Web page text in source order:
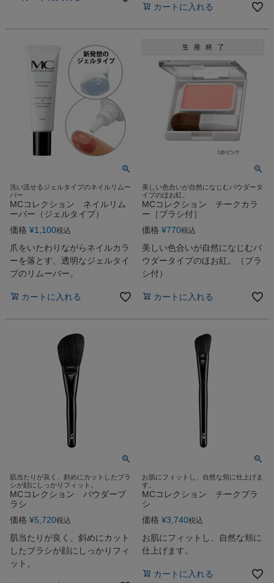
カートに入れる
洗い流せるジェルタイプのネイルリムー
バー
MCコレクション ネイルリム
ーバー（ジェルタイプ）
価格 ¥1,100税込
爪をいたわりながらネイルカラ
ーを落とす、透明なジェルタイ
プのリムーバー。
カートに入れる
美しい色合いが自然になじむパウダータ
イプのほお紅。
MCコレクション チークカラ
ー［ブラシ付］
価格 ¥770税込
美しい色合いが自然になじむパ
ウダータイプのほお紅。（ブラ
シ付）
カートに入れる
肌当たりが良く、斜めにカットしたブラ
シが顔にしっかりフィット。
MCコレクション パウダーブ
ラシ
価格 ¥5,720税込
肌当たりが良く、斜めにカット
したブラシが顔にしっかりフィ
ット。
お肌にフィットし、自然な頬に仕上げま
す。
MCコレクション チークブラ
シ
価格 ¥3,740税込
お肌にフィットし、自然な頬に
仕上げます。
カートに入れる